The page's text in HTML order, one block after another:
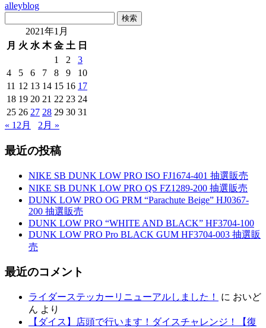
alleyblog
2021年1月
月 火 水 木 金 土 日
1
2
3
4
5 6 7 8 9
10
11 12 13 14 15 16 17
18 19 20 21 22 23 24
25 26 27 28 29 30 31
« 12月
2月 »
最近の投稿
NIKE SB DUNK LOW PRO ISO FJ1674-401 抽選販売
NIKE SB DUNK LOW PRO QS FZ1289-200 抽選販売
DUNK LOW PRO OG PRM “Parachute Beige” HJ0367-
200 抽選販売
DUNK LOW PRO “WHITE AND BLACK” HF3704-100
DUNK LOW PRO Pro BLACK GUM HF3704-003 抽選販
売
最近のコメント
ライダーステッカーリニューアルしました！ に おいど
ん より
【ダイス】店頭で行います！ダイスチャレンジ！【復